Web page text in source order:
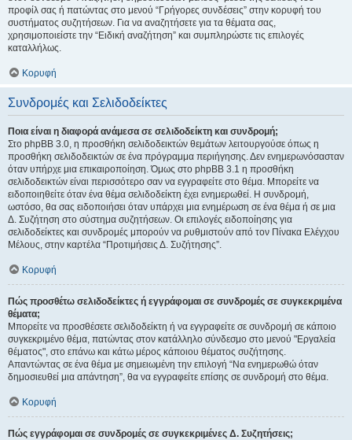
προφίλ σας ή πατώντας στο μενού “Γρήγορες συνδέσεις” στην κορυφή του
συστήματος συζητήσεων. Για να αναζητήσετε για τα θέματα σας,
χρησιμοποιείστε την “Ειδική αναζήτηση” και συμπληρώστε τις επιλογές
καταλλήλως.
Κορυφή
Συνδρομές και Σελιδοδείκτες
Ποια είναι η διαφορά ανάμεσα σε σελιδοδείκτη και συνδρομή;
Στο phpBB 3.0, η προσθήκη σελιδοδεικτών θεμάτων λειτουργούσε όπως η
προσθήκη σελιδοδεικτών σε ένα πρόγραμμα περιήγησης. Δεν ενημερωνόσασταν
όταν υπήρχε μια επικαιροποίηση. Όμως στο phpBB 3.1 η προσθήκη
σελιδοδεικτών είναι περισσότερο σαν να εγγραφείτε στο θέμα. Μπορείτε να
ειδοποιηθείτε όταν ένα θέμα σελιδοδείκτη έχει ενημερωθεί. Η συνδρομή,
ωστόσο, θα σας ειδοποιήσει όταν υπάρχει μια ενημέρωση σε ένα θέμα ή σε μια
Δ. Συζήτηση στο σύστημα συζητήσεων. Οι επιλογές ειδοποίησης για
σελιδοδείκτες και συνδρομές μπορούν να ρυθμιστούν από τον Πίνακα Ελέγχου
Μέλους, στην καρτέλα “Προτιμήσεις Δ. Συζήτησης”.
Κορυφή
Πώς προσθέτω σελιδοδείκτες ή εγγράφομαι σε συνδρομές σε συγκεκριμένα
θέματα;
Μπορείτε να προσθέσετε σελιδοδείκτη ή να εγγραφείτε σε συνδρομή σε κάποιο
συγκεκριμένο θέμα, πατώντας στον κατάλληλο σύνδεσμο στο μενού "Εργαλεία
θέματος", στο επάνω και κάτω μέρος κάποιου θέματος συζήτησης.
Απαντώντας σε ένα θέμα με σημειωμένη την επιλογή “Να ενημερωθώ όταν
δημοσιευθεί μια απάντηση”, θα να εγγραφείτε επίσης σε συνδρομή στο θέμα.
Κορυφή
Πώς εγγράφομαι σε συνδρομές σε συγκεκριμένες Δ. Συζητήσεις;